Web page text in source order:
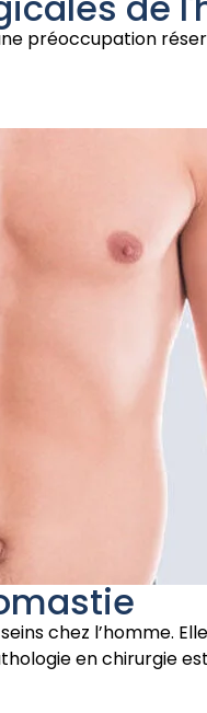
préoccupation
chez l’homme.
en chirurgie